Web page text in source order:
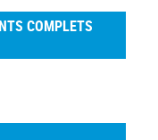
COMPLETS